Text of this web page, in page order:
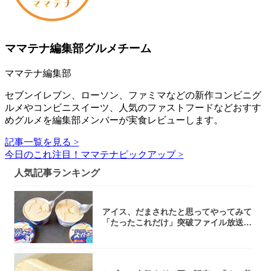
ママテナ編集部グルメチーム
ママテナ編集部
セブンイレブン、ローソン、ファミマなどの新作コンビニグ
ルメやコンビニスイーツ、人気のファストフードなどおすす
めグルメを編集部メンバーが実食レビューします。
記事一覧を見る >
今日のこれ注目！ママテナピックアップ >
人気記事ランキング
アイス、だまされたと思ってやってみて
「たったこれだけ」突破ファイル放送で